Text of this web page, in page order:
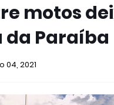
motos
da Paraíba
04, 2021